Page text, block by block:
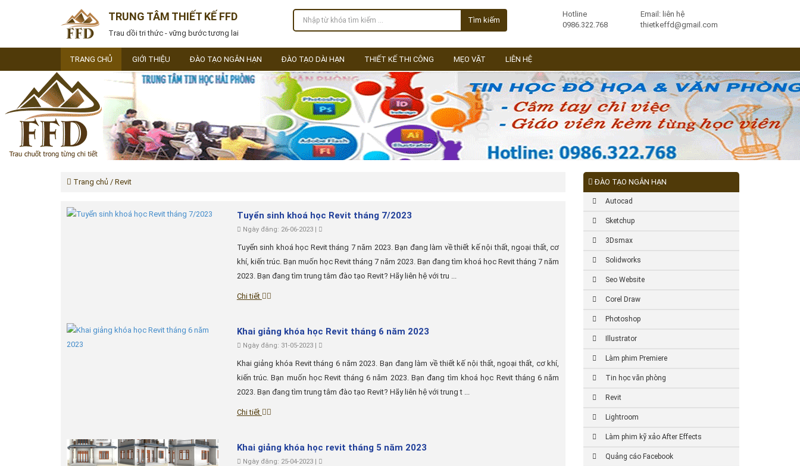
TRUNG TÂM THIẾT KẾ FFD
Trau dồi tri thức - vững bước tương lai
Tìm kiếm
Email: liên hệ
thietkeffd@gmail.com
Hotline
0986.322.768
TRANG CHỦ GIỚI THIỆU ĐÀO TẠO NGẮN HẠN ĐÀO TẠO DÀI HẠN THIẾT KẾ THI CÔNG MẸO VẶT LIÊN HỆ
Trang chủ / Revit
Tuyển sinh khoá học Revit tháng 7/2023
Ngày đăng: 26-06-2023 |
Tuyển sinh khoá học Revit tháng 7 năm 2023. Bạn đang làm về thiết kế nội thất, ngoại thất, cơ
khí, kiến trúc. Bạn muốn học Revit tháng 7 năm 2023. Bạn đang tìm khoá học Revit tháng 7 năm
2023. Bạn đang tìm trung tâm đào tạo Revit? Hãy liên hệ với tru ...
Chi tiết
Khai giảng khóa học Revit tháng 6 năm 2023
Ngày đăng: 31-05-2023 |
Khai giảng khóa Revit tháng 6 năm 2023. Bạn đang làm về thiết kế nội thất, ngoại thất, cơ khí,
kiến trúc. Bạn muốn học Revit tháng 6 năm 2023. Bạn đang tìm khoá học Revit tháng 6 năm
2023. Bạn đang tìm trung tâm đào tạo Revit? Hãy liên hệ với trung t ...
Chi tiết
Khai giảng khóa học revit tháng 5 năm 2023
Ngày đăng: 25-04-2023 |
ĐÀO TẠO NGẮN HẠN
Autocad
Sketchup
3Dsmax
Solidworks
Seo Website
Corel Draw
Photoshop
Illustrator
Làm phim Premiere
Tin học văn phòng
Revit
Lightroom
Làm phim kỹ xảo After Effects
Quảng cáo Facebook